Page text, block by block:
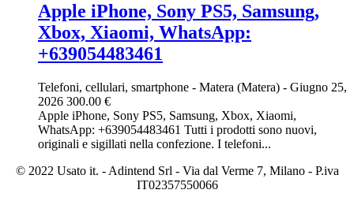
Apple iPhone, Sony PS5, Samsung,
Xbox, Xiaomi, WhatsApp:
+639054483461
Telefoni, cellulari, smartphone - Matera (Matera) - Giugno 25,
2026 300.00 €
Apple iPhone, Sony PS5, Samsung, Xbox, Xiaomi,
WhatsApp: +639054483461 Tutti i prodotti sono nuovi,
originali e sigillati nella confezione. I telefoni...
© 2022 Usato it. - Adintend Srl - Via dal Verme 7, Milano - P.iva
IT02357550066